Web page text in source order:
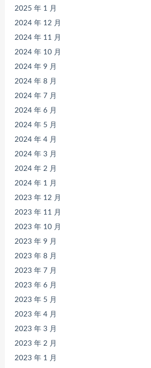
2025 年 1 月
2024 年 12 月
2024 年 11 月
2024 年 10 月
2024 年 9 月
2024 年 8 月
2024 年 7 月
2024 年 6 月
2024 年 5 月
2024 年 4 月
2024 年 3 月
2024 年 2 月
2024 年 1 月
2023 年 12 月
2023 年 11 月
2023 年 10 月
2023 年 9 月
2023 年 8 月
2023 年 7 月
2023 年 6 月
2023 年 5 月
2023 年 4 月
2023 年 3 月
2023 年 2 月
2023 年 1 月